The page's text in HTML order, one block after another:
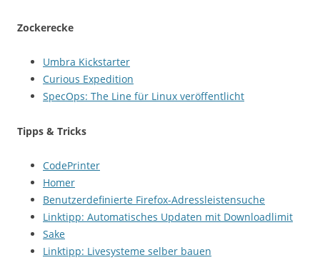
Zockerecke
Umbra Kickstarter
Curious Expedition
SpecOps: The Line für Linux veröffentlicht
Tipps & Tricks
CodePrinter
Homer
Benutzerdefinierte Firefox-Adressleistensuche
Linktipp: Automatisches Updaten mit Downloadlimit
Sake
Linktipp: Livesysteme selber bauen